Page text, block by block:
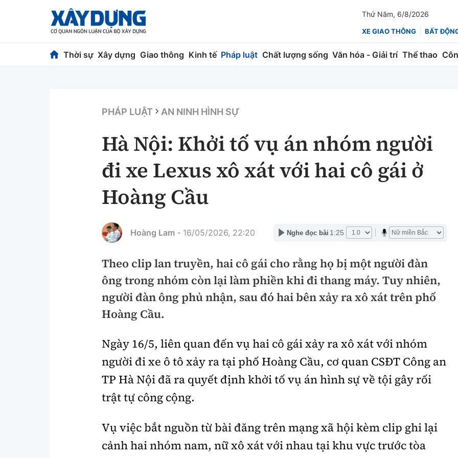
Thứ Năm, 6/8/2026
XE GIAO THÔNG BẤT
Thời sự Xây dựng Giao thông Kinh tế Pháp luật Chất lượng sống Văn hóa - Giải trí Thể thao
Chuyện dọc đường
Chỉ đạo điều hành
Vật liệu xây dựng
Giám định chất lượng
Quản lý đô thị
Hàng không
Đường sắt
Hàng hải
Đường sắt đô thị
Thi viết về Ngành
Chứng khoán
Bảo hiểm
An ninh hình sự
An toàn giao thông
Giao thông 24h
ATGT địa phương
Chung tay vì ATGT
Gương sáng giao thông
xem thêm
Chất lượng sống Văn hóa - Giải Trí
Văn hóa
Thể thao
Bóng đá
Công nghệ
Công nghệ mới
PHÁP LUẬT AN NINH HÌNH SỰ
Hà Nội: Khởi tố vụ án nhóm người
đi xe Lexus xô xát với hai cô gái ở
Hoàng Cầu
Hoàng Lam - 16/05/2026, 22:20 Nghe đọc bài 1:25
Theo clip lan truyền, hai cô gái cho rằng họ bị một người đàn
ông trong nhóm còn lại làm phiền khi đi thang máy. Tuy nhiên,
người đàn ông phủ nhận, sau đó hai bên xảy ra xô xát trên phố
Hoàng Cầu.
Ngày 16/5, liên quan đến vụ hai cô gái xảy ra xô xát với nhóm
người đi xe ô tô xảy ra tại phố Hoàng Cầu, cơ quan CSĐT Công an
TP Hà Nội đã ra quyết định khởi tố vụ án hình sự về tội gây rối
trật tự công cộng.
Vụ việc bắt nguồn từ bài đăng trên mạng xã hội kèm clip ghi lại
cảnh hai nhóm nam, nữ xô xát với nhau tại khu vực trước tòa